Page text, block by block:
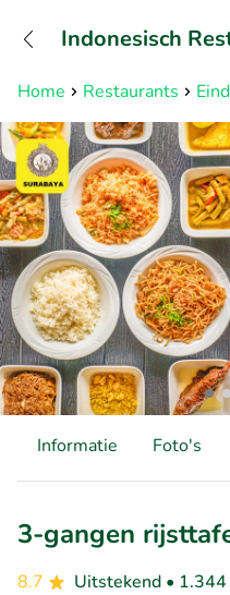
Home Restaurants
Indonesisch
Informatie Foto's
3-gangen
8.7 Uitstekend •